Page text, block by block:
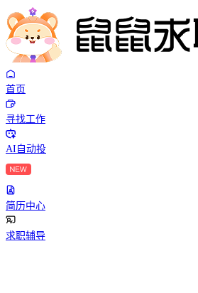
首页
寻找工作
AI自动投
简历中心
求职辅导